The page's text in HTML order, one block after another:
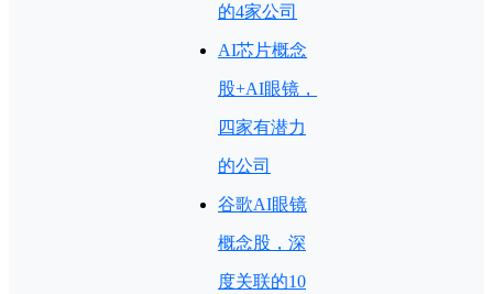
的4家公司
AI芯片概念
股+AI眼镜，
四家有潜力
的公司
谷歌AI眼镜
概念股，深
度关联的10